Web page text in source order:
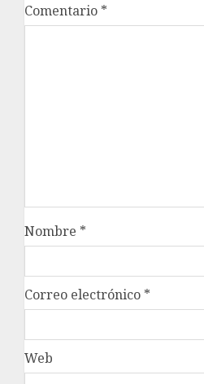
Comentario *
Nombre *
Correo electrónico *
Web